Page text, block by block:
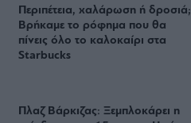
Περιπέτεια, χαλάρωση ή δροσιά;
Βρήκαμε το ρόφημα που θα
πίνεις όλο το καλοκαίρι στα
Starbucks
Πλαζ Βάρκιζας: Ξεμπλοκάρει η